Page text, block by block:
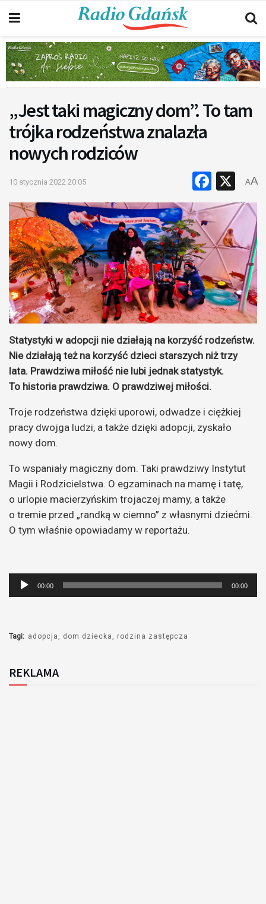
„Jest taki magiczny dom”. To tam
trójka rodzeństwa znalazła
nowych rodziców
10 stycznia 2022 20:05 X
AA
Statystyki w adopcji nie działają na korzyść rodzeństw.
Nie działają też na korzyść dzieci starszych niż trzy
lata. Prawdziwa miłość nie lubi jednak statystyk.
To historia prawdziwa. O prawdziwej miłości.
Troje rodzeństwa dzięki uporowi, odwadze i ciężkiej
pracy dwojga ludzi, a także dzięki adopcji, zyskało
nowy dom.
To wspaniały magiczny dom. Taki prawdziwy Instytut
Magii i Rodzicielstwa. O egzaminach na mamę i tatę,
o urlopie macierzyńskim trojaczej mamy, a także
o tremie przed „randką w ciemno” z własnymi dziećmi.
O tym właśnie opowiadamy w reportażu.
Odtwarzacz
plików
00:00 00:00
Tagi: adopcja dom dziecka rodzina zastępcza
REKLAMA